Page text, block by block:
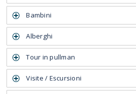
Bambini
Alberghi
Tour in pullman
Visite / Escursioni